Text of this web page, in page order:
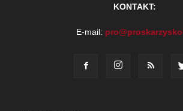
KONTAKT:
E-mail: